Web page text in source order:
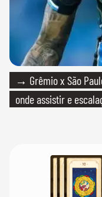
→ Grêmio x São
onde assistir e